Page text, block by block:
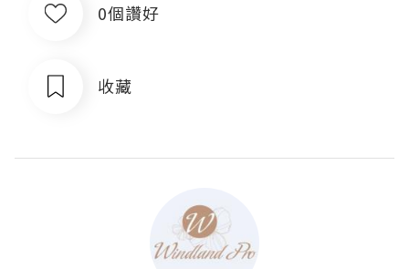
0個讚好
收藏